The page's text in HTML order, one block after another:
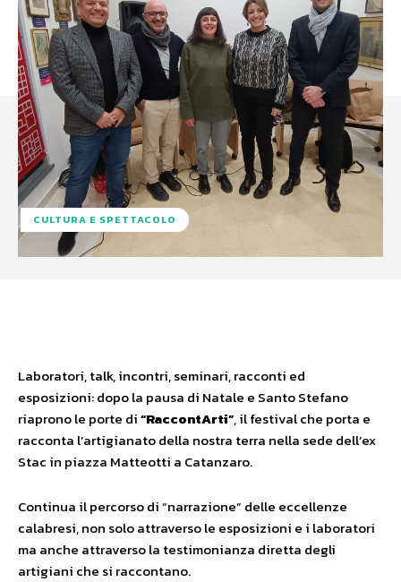
CULTURA E SPETTACOLO
Laboratori, talk, incontri, seminari, racconti ed
esposizioni: dopo la pausa di Natale e Santo Stefano
riaprono le porte di“RaccontArti”, il festival che porta e
racconta l’artigianato della nostra terra nella sede dell’ex
Stac in piazza Matteotti a Catanzaro.
Continua il percorso di “narrazione” delle eccellenze
calabresi, non solo attraverso le esposizioni e i laboratori
ma anche attraverso la testimonianza diretta degli
artigiani che si raccontano.